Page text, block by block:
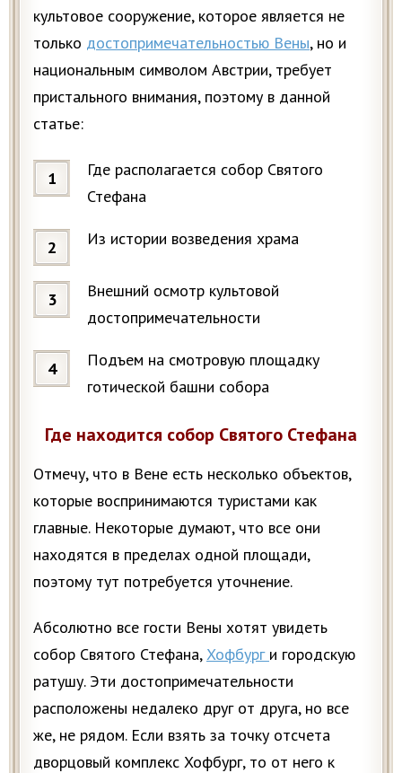
культовое сооружение, которое является не
только достопримечательностью Вены, но и
национальным символом Австрии, требует
пристального внимания, поэтому в данной
статье:
Где располагается собор Святого
Стефана
Из истории возведения храма
Внешний осмотр культовой
достопримечательности
Подъем на смотровую площадку
готической башни собора
Где находится собор Святого Стефана
Отмечу, что в Вене есть несколько объектов,
которые воспринимаются туристами как
главные. Некоторые думают, что все они
находятся в пределах одной площади,
поэтому тут потребуется уточнение.
Абсолютно все гости Вены хотят увидеть
собор Святого Стефана,Хофбург и городскую
ратушу. Эти достопримечательности
расположены недалеко друг от друга, но все
же, не рядом. Если взять за точку отсчета
дворцовый комплекс Хофбург, то от него к